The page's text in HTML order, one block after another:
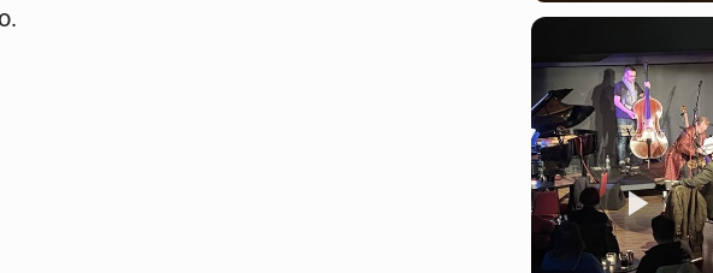
większości dorosłych